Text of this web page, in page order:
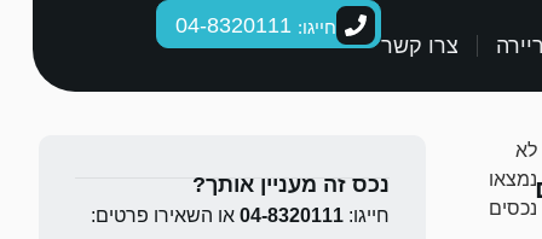
צרו קשר
חייגו:
לא
נמצאו
נכסים
נכס זה מעניין אותך?
חייגו: 04-8320111 או השאירו פרטים: